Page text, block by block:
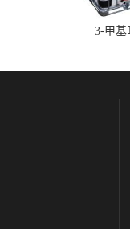
3-甲基